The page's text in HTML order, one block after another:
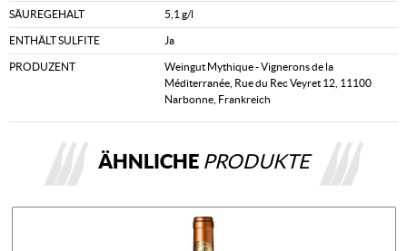
SÄUREGEHALT 5,1 g/l
ENTHÄLT SULFITE Ja
PRODUZENT
Weingut Mythique - Vignerons de la
Méditerranée, Rue du Rec Veyret 12, 11100
Narbonne, Frankreich
ÄHNLICHE PRODUKTE